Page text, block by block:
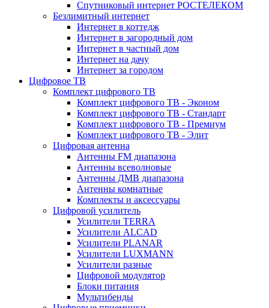
Спутниковый интернет РОСТЕЛЕКОМ
Безлимитный интернет
Интернет в коттедж
Интернет в загородный дом
Интернет в частный дом
Интернет на дачу
Интернет за городом
Цифровое ТВ
Комплект цифрового ТВ
Комплект цифрового ТВ - Эконом
Комплект цифрового ТВ - Стандарт
Комплект цифрового ТВ - Премиум
Комплект цифрового ТВ - Элит
Цифровая антенна
Антенны FM диапазона
Антенны всеволновые
Антенны ДМВ диапазона
Антенны комнатные
Комплекты и аксессуары
Цифровой усилитель
Усилители TERRA
Усилители ALCAD
Усилители PLANAR
Усилители LUXMANN
Усилители разные
Цифровой модулятор
Блоки питания
Мультибенды